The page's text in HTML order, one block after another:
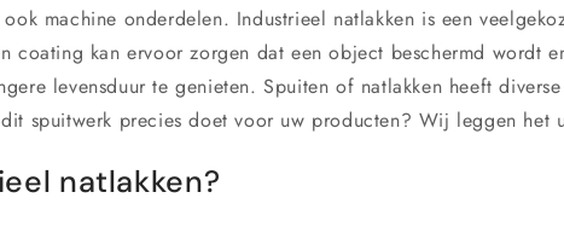
machine onderdelen. Industrieel natlakken is een
coating kan ervoor zorgen dat een object beschermd wordt
levensduur te genieten. Spuiten of natlakken heeft
spuitwerk precies doet voor uw producten? Wij leggen het
natlakken?